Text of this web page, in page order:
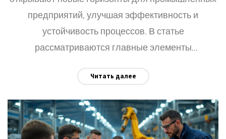
предприятий, улучшая эффективность и
устойчивость процессов. В статье
рассматриваются главные элементы
искусственный интеллект, которые меняют облик
автоматизация процессов способствует
увлечению конкурентов и увеличению прибыли.
Читать далее